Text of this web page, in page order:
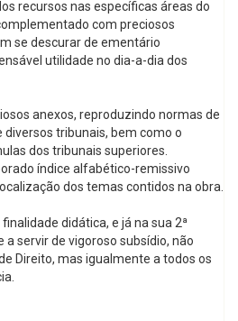
recursos nas específicas áreas do
com preciosos
se descurar de ementário
utilidade no dia-a-dia dos
anexos, reproduzindo normas de
tribunais, bem como o
dos tribunais superiores.
índice alfabético-remissivo
dos temas contidos na obra.
didática, e já na sua 2ª
a servir de vigoroso subsídio, não
Direito, mas igualmente a todos os